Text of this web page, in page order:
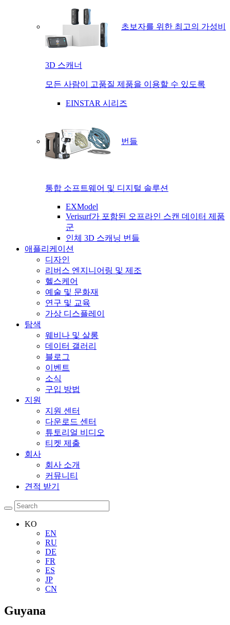
초보자를 위한 최고의 가성비
3D 스캐너
모든 사람이 고품질 제품을 이용할 수 있도록
EINSTAR 시리즈
번들
통합 소프트웨어 및 디지털 솔루션
EXModel
Verisurf가 포함된 오프라인 스캔 데이터 제품
군
인체 3D 스캐닝 번들
애플리케이션
디자인
리버스 엔지니어링 및 제조
헬스케어
예술 및 문화재
연구 및 교육
가상 디스플레이
탐색
웨비나 및 살롱
데이터 갤러리
블로그
이벤트
소식
구입 방법
지원
지원 센터
다운로드 센터
튜토리얼 비디오
티켓 제출
회사
회사 소개
커뮤니티
견적 받기
KO
EN
RU
DE
FR
ES
JP
CN
Guyana